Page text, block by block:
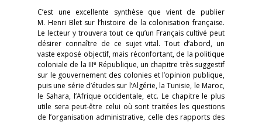
C’est une excellente synthèse que vient de publier
M. Henri Blet sur l’histoire de la colonisation française.
Le lecteur y trouvera tout ce qu’un Français cultivé peut
désirer connaître de ce sujet vital. Tout d’abord, un
vaste exposé objectif, mais réconfortant, de la politique
coloniale de la IIIe République, un chapitre très suggestif
sur le gouvernement des colonies et l’opinion publique,
puis une série d’études sur l’Algérie, la Tunisie, le Maroc,
le Sahara, l’Afrique occidentale, etc. Le chapitre le plus
utile sera peut-être celui où sont traitées les questions
de l’organisation administrative, celle des rapports des